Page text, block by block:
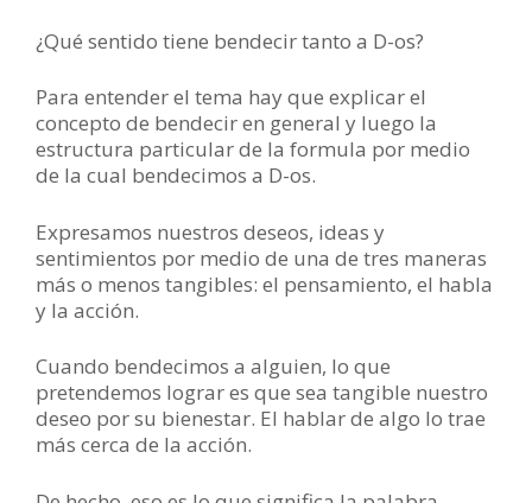
¿Qué sentido tiene bendecir tanto a D-os?
Para entender el tema hay que explicar el
concepto de bendecir en general y luego la
estructura particular de la formula por medio
de la cual bendecimos a D-os.
Expresamos nuestros deseos, ideas y
sentimientos por medio de una de tres maneras
más o menos tangibles: el pensamiento, el habla
y la acción.
Cuando bendecimos a alguien, lo que
pretendemos lograr es que sea tangible nuestro
deseo por su bienestar. El hablar de algo lo trae
más cerca de la acción.